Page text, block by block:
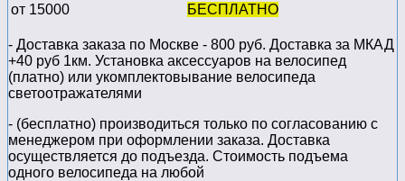
от 15000
БЕСПЛАТНО
- Доставка заказа по Москве - 800 руб. Доставка за МКАД
+40 руб 1км. Установка аксессуаров на велосипед
(платно) или укомплектовывание велосипеда
светоотражателями
- (бесплатно) производиться только по cогласованию с
менеджером при оформлении заказа. Доставка
осуществляется до подъезда. Стоимость подъема
одного велосипеда на любой